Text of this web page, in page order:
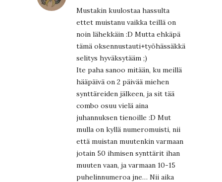
Mustakin kuulostaa hassulta
ettet muistanu vaikka teillä on
noin lähekkäin :D Mutta ehkäpä
tämä oksennustauti+työhässäkkä
selitys hyväksytääm ;)
Ite paha sanoo mitään, ku meillä
hääpäivä on 2 päivää miehen
synttäreiden jälkeen, ja sit tää
combo osuu vielä aina
juhannuksen tienoille :D Mut
mulla on kyllä numeromuisti, nii
että muistan muutenkin varmaan
jotain 50 ihmisen synttärit ihan
muuten vaan, ja varmaan 10-15
puhelinnumeroa jne… Nii aika